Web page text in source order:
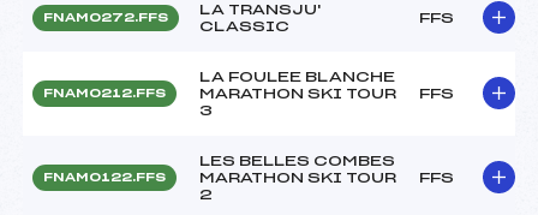
FNAM0272.FFS
LA TRANSJU'
CLASSIC
FFS
FNAM0212.FFS
LA FOULEE BLANCHE
MARATHON SKI TOUR
3
FFS
FNAM0122.FFS
LES BELLES COMBES
MARATHON SKI TOUR
2
FFS